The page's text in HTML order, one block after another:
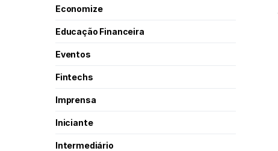
Economize
Educação Financeira
Eventos
Fintechs
Imprensa
Iniciante
Intermediário